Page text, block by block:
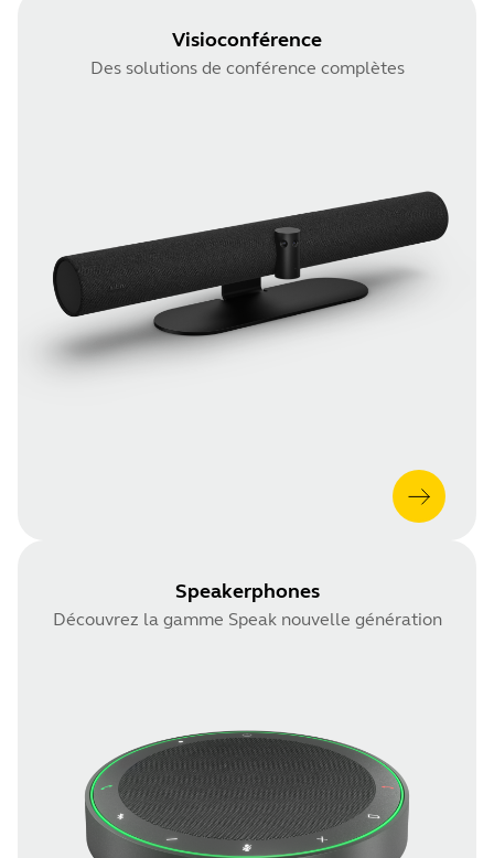
Visioconférence
Des solutions de conférence complètes
Speakerphones
Découvrez la gamme Speak nouvelle génération